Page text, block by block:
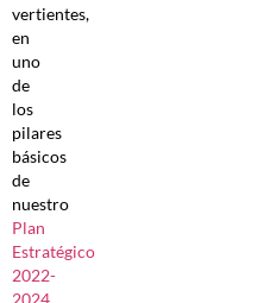
vertientes,
en
uno
de
los
pilares
básicos
de
nuestro
Plan
Estratégico
2022-
2024